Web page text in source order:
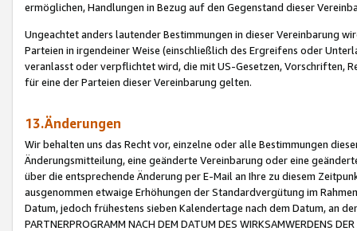
ermöglichen, Handlungen in Bezug auf den Gegenstand dieser
Ungeachtet anders lautender Bestimmungen in dieser Vereinbarung
Parteien in irgendeiner Weise (einschließlich des Ergreifens oder
veranlasst oder verpflichtet wird, die mit US-Gesetzen, Vorschriften,
für eine der Parteien dieser Vereinbarung gelten.
13.Änderungen
Wir behalten uns das Recht vor, einzelne oder alle Bestimmungen
Änderungsmitteilung, eine geänderte Vereinbarung oder eine
über die entsprechende Änderung per E-Mail an Ihre zu diesem
ausgenommen etwaige Erhöhungen der Standardvergütung im
Datum, jedoch frühestens sieben Kalendertage nach dem Datum, an
PARTNERPROGRAMM NACH DEM DATUM DES WIRKSAMWERDENS